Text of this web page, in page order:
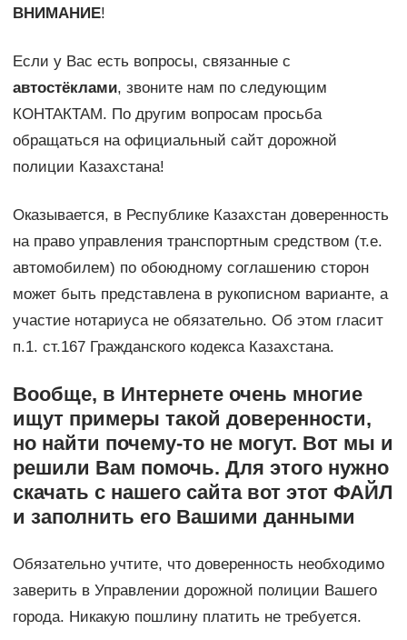
ВНИМАНИЕ!
Если у Вас есть вопросы, связанные с
автостёклами, звоните нам по следующим
КОНТАКТАМ. По другим вопросам просьба
обращаться на официальный сайт дорожной
полиции Казахстана!
Оказывается, в Республике Казахстан доверенность
на право управления транспортным средством (т.е.
автомобилем) по обоюдному соглашению сторон
может быть представлена в рукописном варианте, а
участие нотариуса не обязательно. Об этом гласит
п.1. ст.167 Гражданского кодекса Казахстана.
Вообще, в Интернете очень многие
ищут примеры такой доверенности,
но найти почему-то не могут. Вот мы и
решили Вам помочь. Для этого нужно
скачать с нашего сайта вот этот ФАЙЛ
и заполнить его Вашими данными
Обязательно учтите, что доверенность необходимо
заверить в Управлении дорожной полиции Вашего
города. Никакую пошлину платить не требуется.